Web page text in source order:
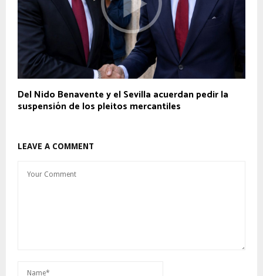
Del Nido Benavente y el Sevilla acuerdan pedir la
suspensión de los pleitos mercantiles
LEAVE A COMMENT